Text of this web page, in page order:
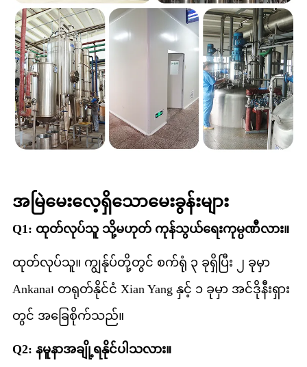
အမြဲမေးလေ့ရှိသောမေးခွန်းများ
Q1: ထုတ်လုပ်သူ သို့မဟုတ် ကုန်သွယ်ရေးကုမ္ပဏီလား။
ထုတ်လုပ်သူ။ ကျွန်ုပ်တို့တွင် စက်ရုံ ၃ ခုရှိပြီး ၂ ခုမှာ
Ankana၊ တရုတ်နိုင်ငံ Xian Yang နှင့် ၁ ခုမှာ အင်ဒိုနီးရှား
တွင် အခြေစိုက်သည်။
Q2: နမူနာအချို့ရနိုင်ပါသလား။